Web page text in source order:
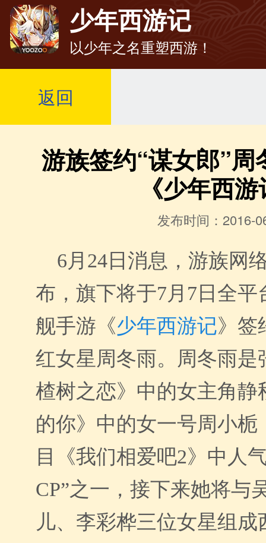
少年西游记
以少年之名重塑西游！
返回
游族签约“谋女郎”
《少年西
发布时间：2016-
6月24日消息，游族网
布，旗下将于7月7日全平
舰手游《少年西游记》签
红女星周冬雨。周冬雨是
楂树之恋》中的女主角静
的你》 中的女一号周小栀
目
《我们相爱吧2》 中 人
CP”之一，接下来她将与
儿、李彩桦三位女星组